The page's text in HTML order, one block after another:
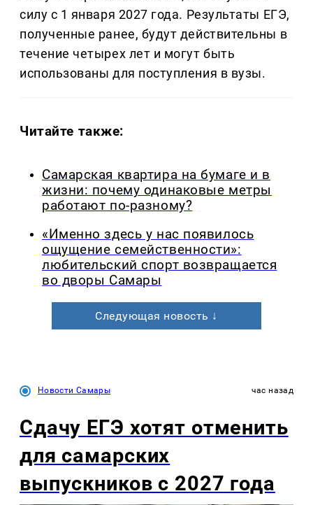
силу с 1 января 2027 года. Результаты ЕГЭ,
полученные ранее, будут действительны в
течение четырех лет и могут быть
использованы для поступления в вузы.
Читайте также:
Самарская квартира на бумаге и в
жизни: почему одинаковые метры
работают по-разному?
«Именно здесь у нас появилось
ощущение семейственности»:
любительский спорт возвращается
во дворы Самары
Следующая новость ↓
Новости Самары час назад
Сдачу ЕГЭ хотят отменить
для самарских
выпускников с 2027 года